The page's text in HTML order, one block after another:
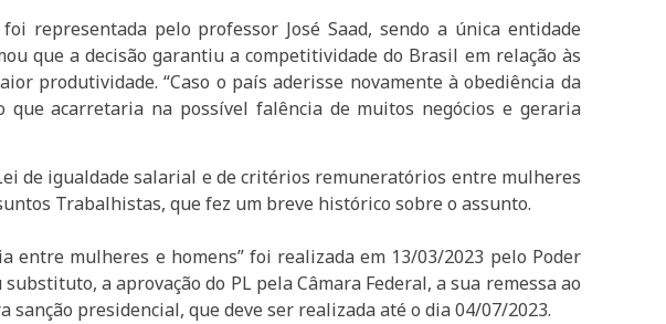
representada pelo professor José Saad, sendo a única entidade
que a decisão garantiu a competitividade do Brasil em relação às
produtividade. “Caso o país aderisse novamente à obediência da
acarretaria na possível falência de muitos negócios e geraria
de igualdade salarial e de critérios remuneratórios entre mulheres
Trabalhistas, que fez um breve histórico sobre o assunto.
entre mulheres e homens” foi realizada em 13/03/2023 pelo Poder
a aprovação do PL pela Câmara Federal, a sua remessa ao
sanção presidencial, que deve ser realizada até o dia 04/07/2023.